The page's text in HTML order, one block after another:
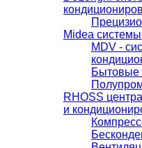
Midea
MDV -
Бытовые
RHOSS
и